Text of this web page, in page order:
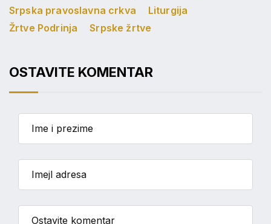
Srpska pravoslavna crkva
Liturgija
Žrtve Podrinja
Srpske žrtve
OSTAVITE KOMENTAR